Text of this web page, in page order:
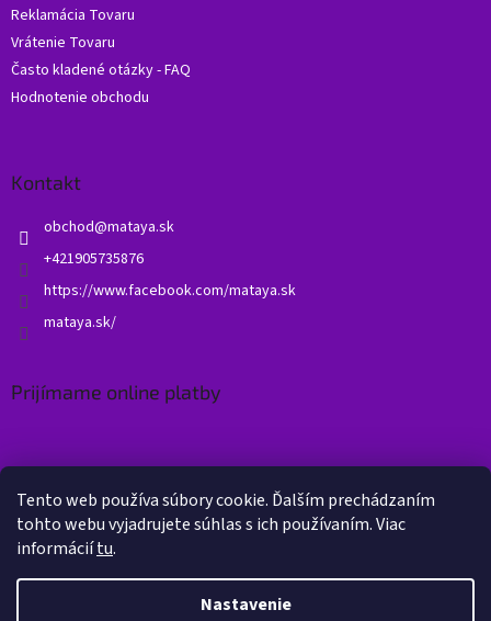
Tento web používa súbory cookie. Ďalším prechádzaním
tohto webu vyjadrujete súhlas s ich používaním. Viac
informáciítu.
Nastavenie
Reklamácia Tovaru
Vrátenie Tovaru
Často kladené otázky - FAQ
Hodnotenie obchodu
Kontakt
obchod@mataya.sk
+421905735876
https://www.facebook.com/mataya.sk
mataya.sk/
Prijímame online platby